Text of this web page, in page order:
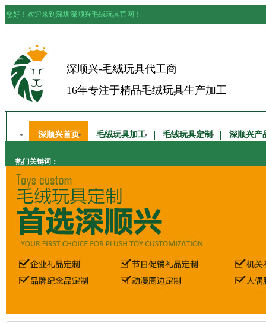
您好！欢迎来到深圳深顺兴毛绒玩具官网！
深顺兴-毛绒玩具代工商
16年专注于精品毛绒玩具生产加工
深顺兴首页 毛绒玩具加工 毛绒玩具定制 深顺兴产
热门关键词：